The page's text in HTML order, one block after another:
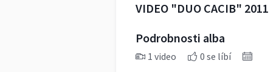
VIDEO "DUO CACIB" 2011
Podrobnosti alba
1 video 0 se líbí